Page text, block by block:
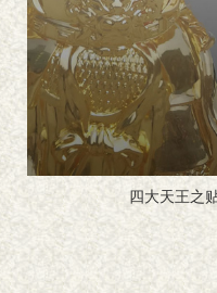
四大天王之